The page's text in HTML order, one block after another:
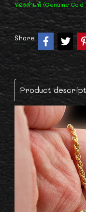
ทองคำแท้ (Genuine Gold
Share
Product